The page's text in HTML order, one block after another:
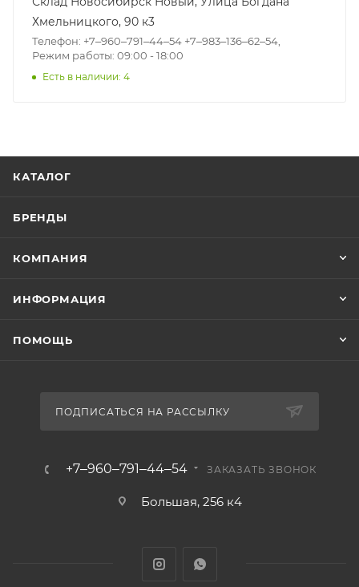
Хмельницкого, 90 к3
Телефон: +7‒960‒791‒44‒54 +7‒983‒136‒62‒54,
Режим работы: 09:00 - 18:00
Есть в наличии: 4
КАТАЛОГ
БРЕНДЫ
КОМПАНИЯ
ИНФОРМАЦИЯ
ПОМОЩЬ
ПОДПИСАТЬСЯ НА РАССЫЛКУ
+7‒960‒791‒44‒54 ЗАКАЗАТЬ ЗВОНОК
Большая, 256 к4